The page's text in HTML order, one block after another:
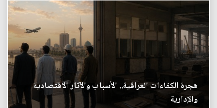
هجرة الكفاءات العراقية.. الأسباب والآثار الاقتصادية
والإدارية